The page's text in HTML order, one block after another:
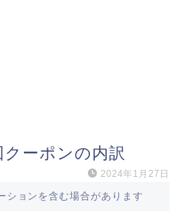
クーポンの内訳
2024年1月27日
ションを含む場合があります